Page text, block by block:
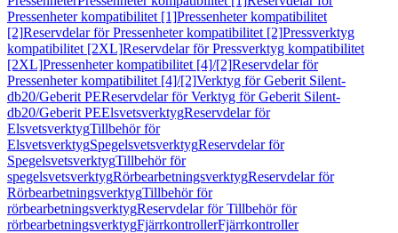
Pressenheter kompatibilitet [1]Pressenheter kompatibilitet
[2]Reservdelar för Pressenheter kompatibilitet [2]Pressverktyg
kompatibilitet [2XL]Reservdelar för Pressverktyg kompatibilitet
[2XL]Pressenheter kompatibilitet [4]/[2]Reservdelar för
Pressenheter kompatibilitet [4]/[2]Verktyg för Geberit Silent-
db20/Geberit PEReservdelar för Verktyg för Geberit Silent-
db20/Geberit PEElsvetsverktygReservdelar för
ElsvetsverktygTillbehör för
ElsvetsverktygSpegelsvetsverktygReservdelar för
SpegelsvetsverktygTillbehör för
spegelsvetsverktygRörbearbetningsverktygReservdelar för
RörbearbetningsverktygTillbehör för
rörbearbetningsverktygReservdelar för Tillbehör för
rörbearbetningsverktygFjärrkontrollerFjärrkontroller